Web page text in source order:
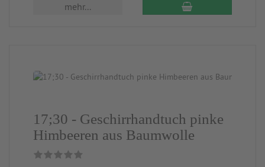
mehr...
17;30 - Geschirrhandtuch pinke
Himbeeren aus Baumwolle